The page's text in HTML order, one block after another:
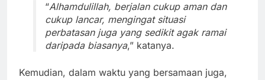
“Alhamdulillah, berjalan cukup aman dan
cukup lancar, mengingat situasi
perbatasan juga yang sedikit agak ramai
daripada biasanya,” katanya.
Kemudian, dalam waktu yang bersamaan juga,